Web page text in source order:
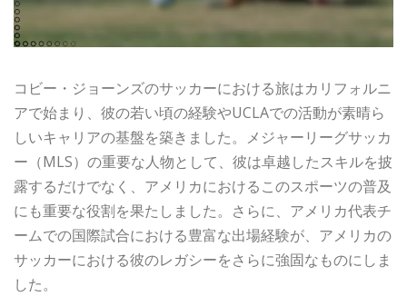
コビー・ジョーンズのサッカーにおける旅はカリフォルニ
アで始まり、彼の若い頃の経験やUCLAでの活動が素晴ら
しいキャリアの基盤を築きました。メジャーリーグサッカ
ー（MLS）の重要な人物として、彼は卓越したスキルを披
露するだけでなく、アメリカにおけるこのスポーツの普及
にも重要な役割を果たしました。さらに、アメリカ代表チ
ームでの国際試合における豊富な出場経験が、アメリカの
サッカーにおける彼のレガシーをさらに強固なものにしま
した。